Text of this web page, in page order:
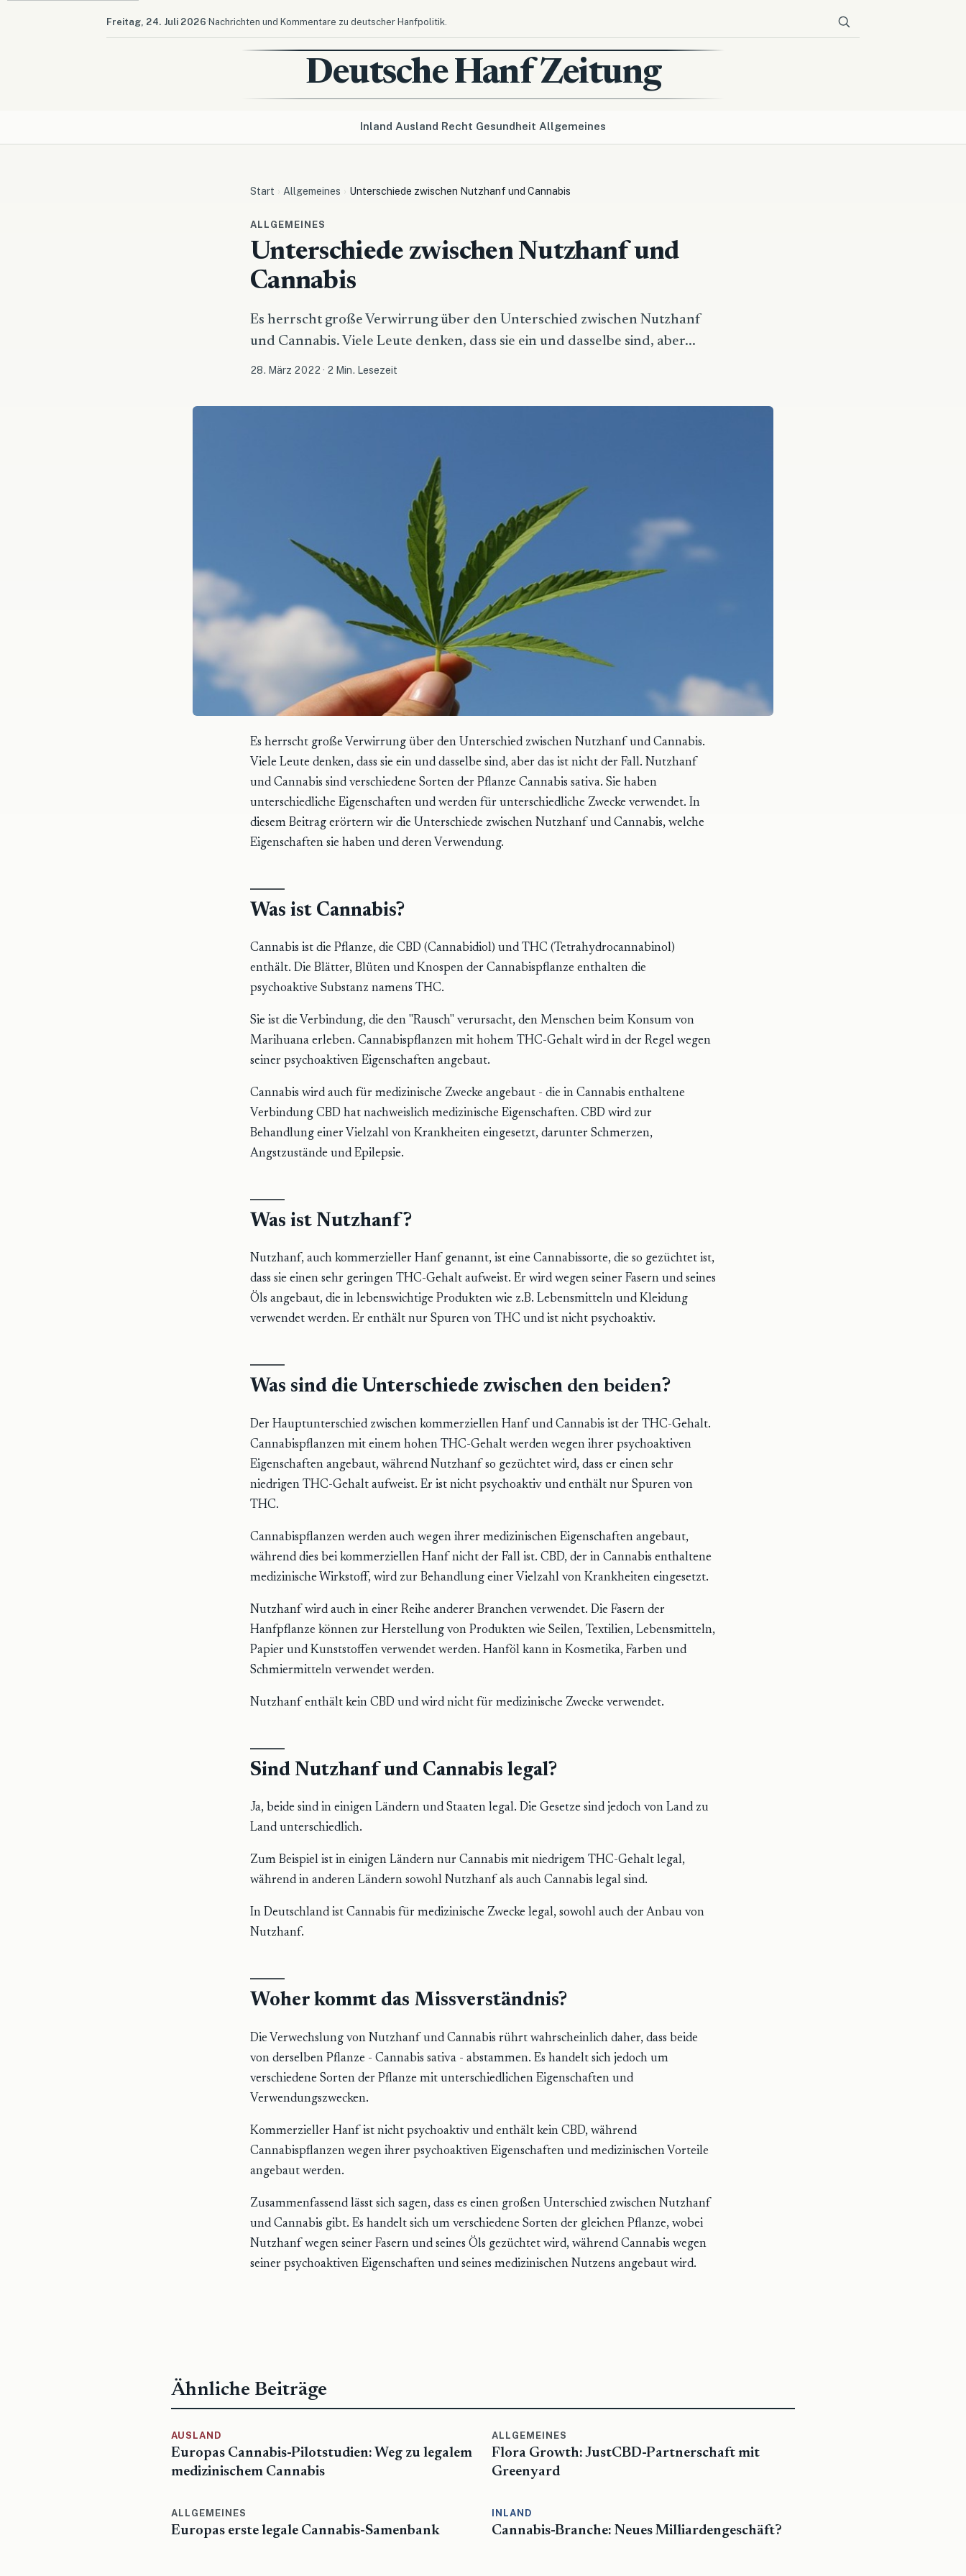
Freitag, 24. Juli 2026· Nachrichten und Kommentare zu deutscher Hanfpolitik.
Deutsche Hanf Zeitung
Inland Ausland Recht Gesundheit Allgemeines
Start Allgemeines Unterschiede zwischen Nutzhanf und Cannabis
ALLGEMEINES
Unterschiede zwischen Nutzhanf und
Cannabis
Es herrscht große Verwirrung über den Unterschied zwischen Nutzhanf
und Cannabis. Viele Leute denken, dass sie ein und dasselbe sind, aber...
28. März 2022 · 2 Min. Lesezeit
Es herrscht große Verwirrung über den Unterschied zwischen Nutzhanf und Cannabis.
Viele Leute denken, dass sie ein und dasselbe sind, aber das ist nicht der Fall. Nutzhanf
und Cannabis sind verschiedene Sorten der Pflanze Cannabis sativa. Sie haben
unterschiedliche Eigenschaften und werden für unterschiedliche Zwecke verwendet. In
diesem Beitrag erörtern wir die Unterschiede zwischen Nutzhanf und Cannabis, welche
Eigenschaften sie haben und deren Verwendung.
Was ist Cannabis?
Cannabis ist die Pflanze, die CBD (Cannabidiol) und THC (Tetrahydrocannabinol)
enthält. Die Blätter, Blüten und Knospen der Cannabispflanze enthalten die
psychoaktive Substanz namens THC.
Sie ist die Verbindung, die den "Rausch" verursacht, den Menschen beim Konsum von
Marihuana erleben. Cannabispflanzen mit hohem THC-Gehalt wird in der Regel wegen
seiner psychoaktiven Eigenschaften angebaut.
Cannabis wird auch für medizinische Zwecke angebaut - die in Cannabis enthaltene
Verbindung CBD hat nachweislich medizinische Eigenschaften. CBD wird zur
Behandlung einer Vielzahl von Krankheiten eingesetzt, darunter Schmerzen,
Angstzustände und Epilepsie.
Was ist Nutzhanf?
Nutzhanf, auch kommerzieller Hanf genannt, ist eine Cannabissorte, die so gezüchtet ist,
dass sie einen sehr geringen THC-Gehalt aufweist. Er wird wegen seiner Fasern und seines
Öls angebaut, die in lebenswichtige Produkten wie z.B. Lebensmitteln und Kleidung
verwendet werden. Er enthält nur Spuren von THC und ist nicht psychoaktiv.
Was sind die Unterschiede zwischen den beiden?
Der Hauptunterschied zwischen kommerziellen Hanf und Cannabis ist der THC-Gehalt.
Cannabispflanzen mit einem hohen THC-Gehalt werden wegen ihrer psychoaktiven
Eigenschaften angebaut, während Nutzhanf so gezüchtet wird, dass er einen sehr
niedrigen THC-Gehalt aufweist. Er ist nicht psychoaktiv und enthält nur Spuren von
THC.
Cannabispflanzen werden auch wegen ihrer medizinischen Eigenschaften angebaut,
während dies bei kommerziellen Hanf nicht der Fall ist. CBD, der in Cannabis enthaltene
medizinische Wirkstoff, wird zur Behandlung einer Vielzahl von Krankheiten eingesetzt.
Nutzhanf wird auch in einer Reihe anderer Branchen verwendet. Die Fasern der
Hanfpflanze können zur Herstellung von Produkten wie Seilen, Textilien, Lebensmitteln,
Papier und Kunststoffen verwendet werden. Hanföl kann in Kosmetika, Farben und
Schmiermitteln verwendet werden.
Nutzhanf enthält kein CBD und wird nicht für medizinische Zwecke verwendet.
Sind Nutzhanf und Cannabis legal?
Ja, beide sind in einigen Ländern und Staaten legal. Die Gesetze sind jedoch von Land zu
Land unterschiedlich.
Zum Beispiel ist in einigen Ländern nur Cannabis mit niedrigem THC-Gehalt legal,
während in anderen Ländern sowohl Nutzhanf als auch Cannabis legal sind.
In Deutschland ist Cannabis für medizinische Zwecke legal, sowohl auch der Anbau von
Nutzhanf.
Woher kommt das Missverständnis?
Die Verwechslung von Nutzhanf und Cannabis rührt wahrscheinlich daher, dass beide
von derselben Pflanze - Cannabis sativa - abstammen. Es handelt sich jedoch um
verschiedene Sorten der Pflanze mit unterschiedlichen Eigenschaften und
Verwendungszwecken.
Kommerzieller Hanf ist nicht psychoaktiv und enthält kein CBD, während
Cannabispflanzen wegen ihrer psychoaktiven Eigenschaften und medizinischen Vorteile
angebaut werden.
Zusammenfassend lässt sich sagen, dass es einen großen Unterschied zwischen Nutzhanf
und Cannabis gibt. Es handelt sich um verschiedene Sorten der gleichen Pflanze, wobei
Nutzhanf wegen seiner Fasern und seines Öls gezüchtet wird, während Cannabis wegen
seiner psychoaktiven Eigenschaften und seines medizinischen Nutzens angebaut wird.
Ähnliche Beiträge
AUSLAND
Europas Cannabis-Pilotstudien: Weg zu legalem
medizinischem Cannabis
ALLGEMEINES
Flora Growth: JustCBD-Partnerschaft mit
Greenyard
ALLGEMEINES
Europas erste legale Cannabis-Samenbank
INLAND
Cannabis-Branche: Neues Milliardengeschäft?